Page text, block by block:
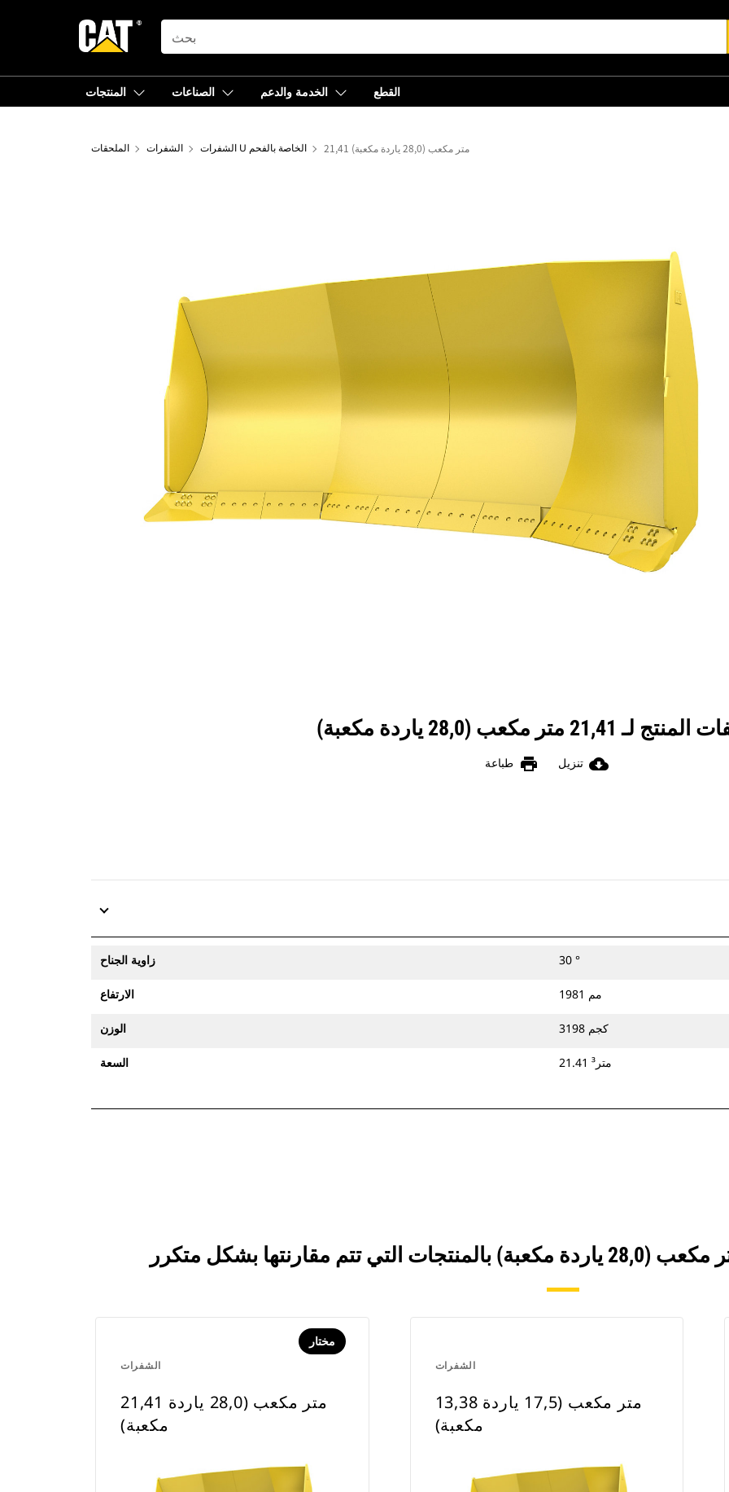
SEARCH
المنتجات الصناعات الخدمة والدعم القطع
الملحقات الشفرات الشفرات U الخاصة بالفحم 21,41 متر مكعب (28,0 ياردة مكعبة)
21,41 متر مكعب (28,0 ياردة مكعبة)
cloud_download تنزيل print طباعة
زاوية الجناح 30 °
الارتفاع 1981 مم
الوزن 3198 كجم
السعة 21.41 متر³
الشفرات
مختار
21,41 متر مكعب (28,0 ياردة
مكعبة)
الشفرات
13,38 متر مكعب (17,5 ياردة
مكعبة)